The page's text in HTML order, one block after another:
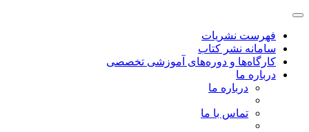
فهرست نشریات
سامانه نشر کتاب
کارگاه‌ها و دوره‌های آموزشی تخصصی
درباره ما
درباره ما
تماس با ما